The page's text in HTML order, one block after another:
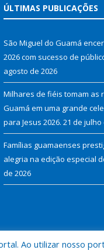
ÚLTIMAS PUBLICAÇÕES
São Miguel do Guamá
2026 com sucesso de
agosto de 2026
Milhares de fiéis tomam as
Guamá em uma grande
para Jesus 2026. 21 de julho
Famílias guamaenses
alegria na edição especial
de 2026
Ao utilizar nosso